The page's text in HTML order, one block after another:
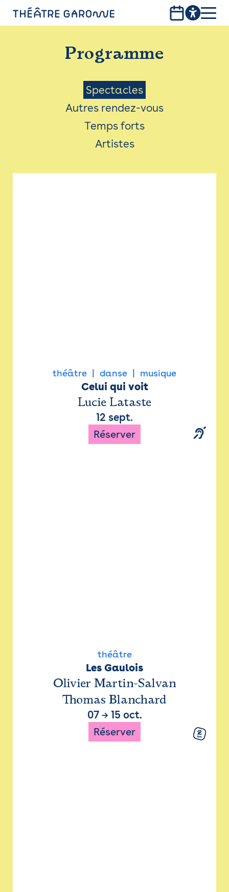
PROGRAMME
INFOS PRATIQUES
AVEC LES PUBLICS
ACCESSIBILITÉ
LES PRODUCTIONS
Programme
Menu
Saison
Spectacles
Autres rendez-vous
Temps forts
Artistes
théâtre danse musique
Celui qui voit
Lucie Lataste
12 sept.
Réserver
théâtre
Les Gaulois
Olivier Martin-Salvan
Thomas Blanchard
07→ 15 oct.
Réserver